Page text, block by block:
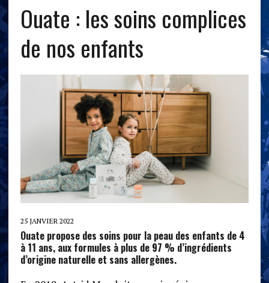
Ouate : les soins complices
de nos enfants
25 JANVIER 2022
Ouate propose des soins pour la peau des enfants de 4
à 11 ans, aux formules à plus de 97 % d’ingrédients
d’origine naturelle et sans allergènes.